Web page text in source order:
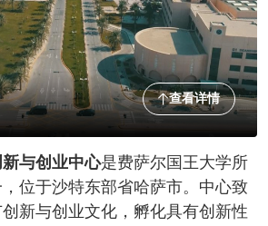
查看详情
与创业中心是费萨尔国王大学所
位于沙特东部省哈萨市。中心致
新与创业文化，孵化具有创新性